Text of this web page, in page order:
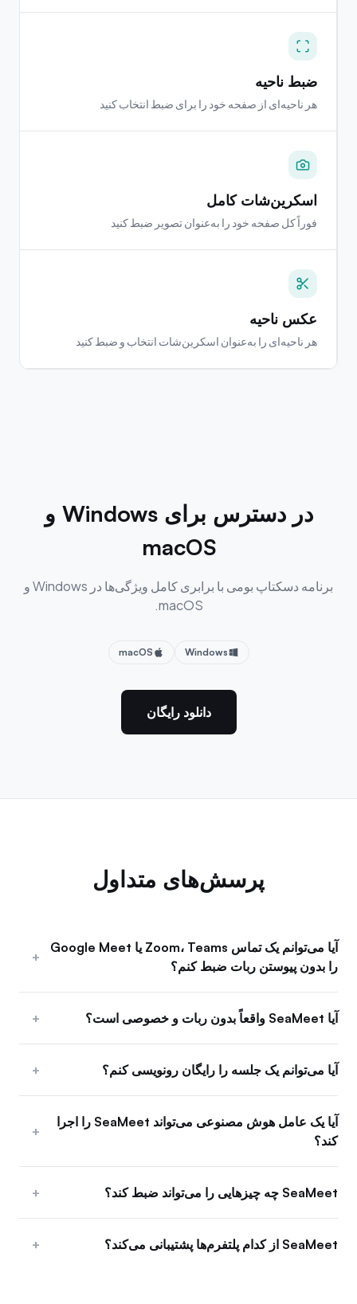
ضبط ناحیه
هر ناحیه‌ای از صفحه خود را برای ضبط انتخاب کنید
اسکرین‌شات کامل
فوراً کل صفحه خود را به‌عنوان تصویر ضبط کنید
عکس ناحیه
هر ناحیه‌ای را به‌عنوان اسکرین‌شات انتخاب و ضبط کنید
در دسترس برای Windows و
macOS
برنامه دسکتاپ بومی با برابری کامل ویژگی‌ها در Windows و
macOS.
Windows
macOS
دانلود رایگان
پرسش‌های متداول
آیا می‌توانم یک تماس Zoom، Teams یا Google Meet
را بدون پیوستن ربات ضبط کنم؟
+
آیا SeaMeet واقعاً بدون ربات و خصوصی است؟ +
آیا می‌توانم یک جلسه را رایگان رونویسی کنم؟ +
آیا یک عامل هوش مصنوعی می‌تواند SeaMeet را اجرا
کند؟
+
SeaMeet چه چیزهایی را می‌تواند ضبط کند؟ +
SeaMeet از کدام پلتفرم‌ها پشتیبانی می‌کند؟ +